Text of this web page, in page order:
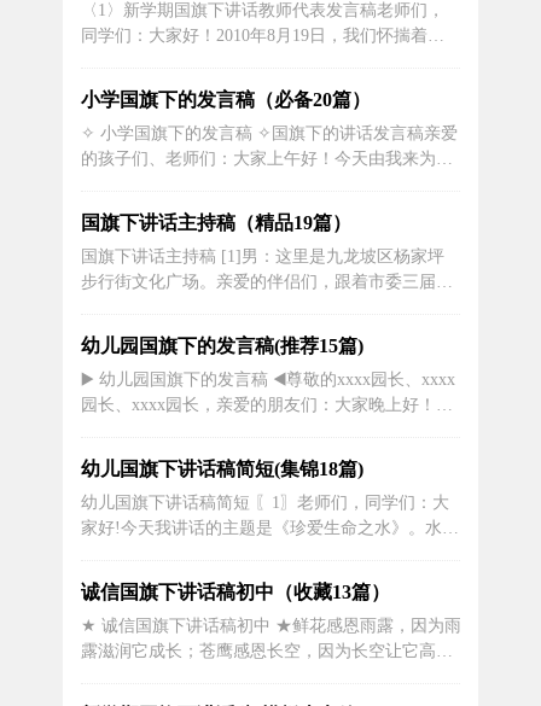
值得感恩的是谁呢？今天我就讲讲怎样感...
〈1〉新学期国旗下讲话教师代表发言稿老师们，
同学们：大家好！2010年8月19日，我们怀揣着梦
方，是卧龙岗。8月2 1日下午，我们的开学典礼如
期举行，校长的殷切期望还萦绕耳畔。过去的时
光，无论是暗淡还是辉煌，我们都把他轻轻放下，
新学期，新起点，新目标，新希望...
小学国旗下的发言稿（必备20篇）
✧ 小学国旗下的发言稿 ✧国旗下的讲话发言稿亲爱
的孩子们、老师们：大家上午好！今天由我来为大
家？大家觉得我们现在的生活幸福吗？70多年前的
祖国贫穷、落后、任人欺辱，这时涌现出一批为新
中国成立而抛头颅、洒热血的中华儿女!是他们在危
难时刻英勇战斗，为祖国捐躯。黄...
国旗下讲话主持稿（精品19篇）
国旗下讲话主持稿 [1]男：这里是九龙坡区杨家坪
步行街文化广场。亲爱的伴侣们，跟着市委三届五
夜繁荣的春天。当前，“唱读讲传”四位一体勾当正
在全市上下蓬勃开展，咱们九龙年夜地也是红歌宏
亮、经典齐诵，故事新说、规语传扬。女：九龙坡
区深切贯彻落实市委、市政府抉择...
幼儿园国旗下的发言稿(推荐15篇)
▶️ 幼儿园国旗下的发言稿 ◀️尊敬的xxxx园长、xxxx
园长、xxxx园长，亲爱的朋友们：大家晚上好！今
培养的结果，是全体老师信任支持帮助的结果，我
非常感谢党组织和大家对我的信任和重托！我xxxx
年分到市直幼儿园，在大家的帮助下，从一名普通
的老师，一直...
幼儿国旗下讲话稿简短(集锦18篇)
幼儿国旗下讲话稿简短 〖1〗老师们，同学们：大
家好!今天我讲话的主题是《珍爱生命之水》。水是
电视画面上有一只水龙头，正艰难地往外滴着水，
滴水的速度越来越慢，最后出现的是一双眼睛，从
眼泪中流出了一滴泪水：如果人类不珍惜水，那么
我们看到的最后一滴水将...
诚信国旗下讲话稿初中（收藏13篇）
★ 诚信国旗下讲话稿初中 ★鲜花感恩雨露，因为雨
露滋润它成长；苍鹰感恩长空，因为长空让它高
多很多······今日，我要感恩我的教师。教师，您还